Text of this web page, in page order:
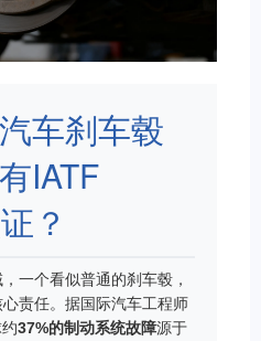
车刹车毂
IATF
？
一个看似普通的刹车毂，
责任。据国际汽车工程师
37%的制动系统故障源于